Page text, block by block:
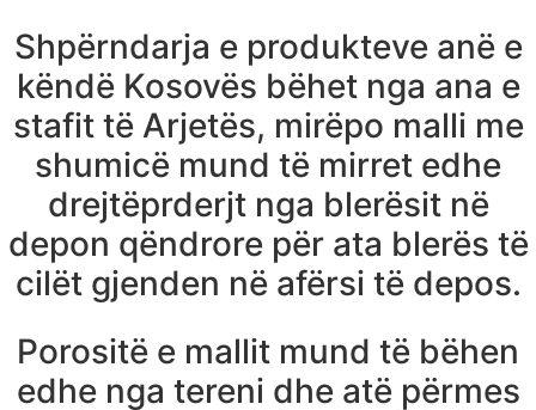
Shpërndarja e produkteve anë e
këndë Kosovës bëhet nga ana e
stafit të Arjetës, mirëpo malli me
shumicë mund të mirret edhe
drejtëprderjt nga blerësit në
depon qëndrore për ata blerës të
cilët gjenden në afërsi të depos.
Porositë e mallit mund të bëhen
edhe nga tereni dhe atë përmes